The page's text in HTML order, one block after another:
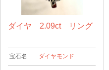
ダイヤ 2.09ct リング
宝石名 ダイヤモンド